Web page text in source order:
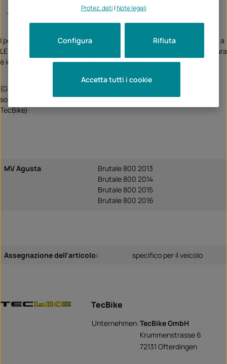
per gli indicatori di direzione opzionali
I portatarga non richiedono alcuna immatricolazione; la luce di targa a
LED è dotata del marchio di omologazione “E” richiesto e nella fornitura
è incluso anche un catarifrangente con supporto.
(Gli indicatori di direzione parzialmente raffigurati nelle immagini non
sono inclusi nella fornitura, ma possono essere ordinati presso
TecBike)
MV Agusta
Brutale 800 2013
Brutale 800 2014
Brutale 800 2015
Brutale 800 2016
Assegnazione dell'articolo: specifico per il veicolo
TecBike
Unternehmen:TecBike GmbH
Krummenstrasse 6
72131 Ofterdingen
Protez. dati |Note legali
Rifiuta
Configura
Accetta tutti i cookie